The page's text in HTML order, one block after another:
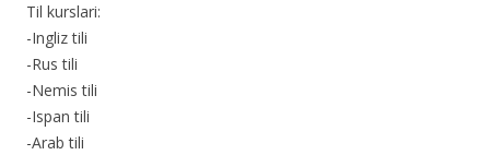
Til kurslari:
-Ingliz tili
-Rus tili
-Nemis tili
-Ispan tili
-Arab tili